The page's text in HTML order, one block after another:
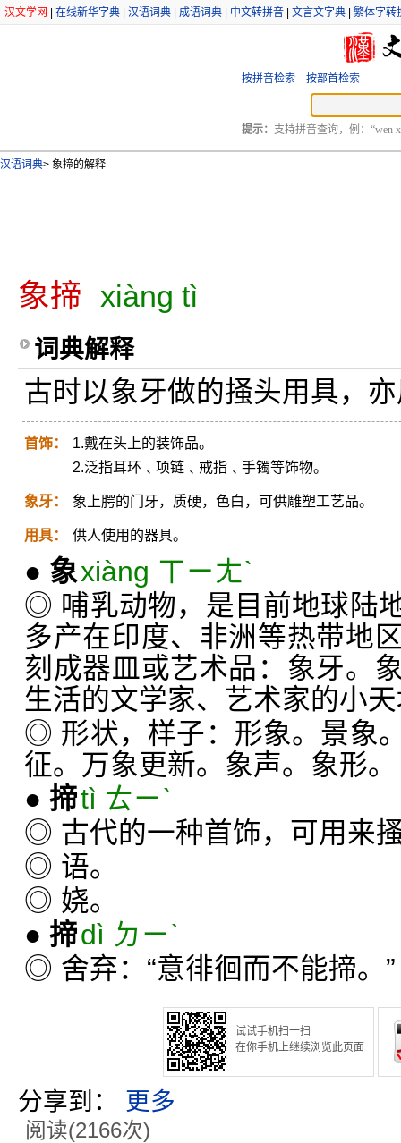
汉文学网 在线新华字典 汉语词典 成语词典 中文转拼音 文言文字典 繁体字转
按拼音检索 按部首检索
提示： 支持拼音查询，例：“wen
汉语词典> 象揥的解释
象揥 xiàng tì
词典解释
古时以象牙做的掻头用具，
首饰：
1.戴在头上的装饰品。
2.泛指耳环﹑项链﹑戒指﹑手镯等饰物。
象牙： 象上腭的门牙，质硬，色白，可供雕塑工艺品。
用具： 供人使用的器具。
● 象xiàng ㄒㄧㄤˋ
◎ 哺乳动物，是目前地球陆
多产在印度、非洲等热带地
刻成器皿或艺术品：象牙。
生活的文学家、艺术家的小
◎ 形状，样子：形象。景象
征。万象更新。象声。象形。
● 揥tì ㄊㄧˋ
◎ 古代的一种首饰，可用来
◎ 语。
◎ 娆。
● 揥dì ㄉㄧˋ
◎ 舍弃：“意徘徊而不能揥。”
试试手机扫一扫
在你手机上继续浏览此页面
分享到： 更多
阅读(2166次)